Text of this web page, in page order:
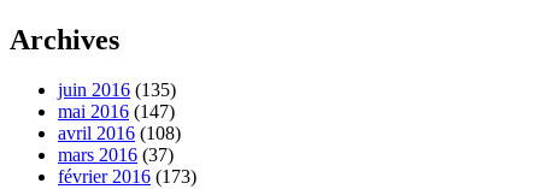
Archives
juin 2016 (135)
mai 2016 (147)
avril 2016 (108)
mars 2016 (37)
février 2016 (173)